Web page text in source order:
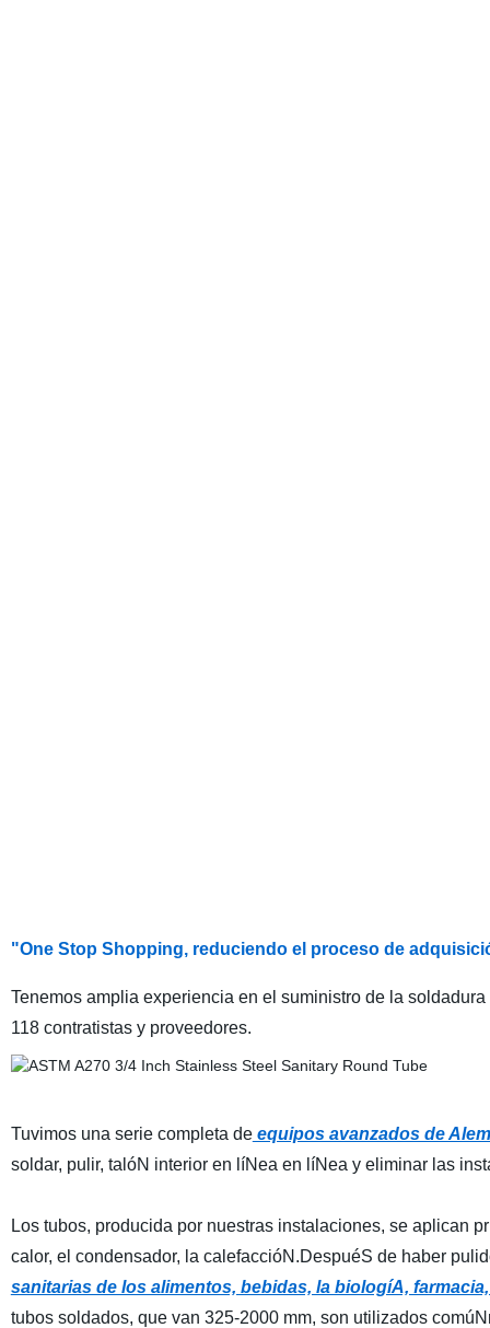
"One Stop Shopping, reduciendo el proceso de
Tenemos amplia experiencia en el suministro de la
118 contratistas y proveedores.
Tuvimos una serie completa deequipos avanzados de
soldar, pulir, talóN interior en líNea en líNea y eliminar las
Los tubos, producida por nuestras instalaciones, se aplican
calor, el condensador, la calefaccióN.DespuéS de haber
sanitarias de los alimentos, bebidas, la biologíA,
tubos soldados, que van 325-2000 mm, son utilizados